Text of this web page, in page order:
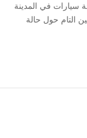
في المدينة
التام حول حالة